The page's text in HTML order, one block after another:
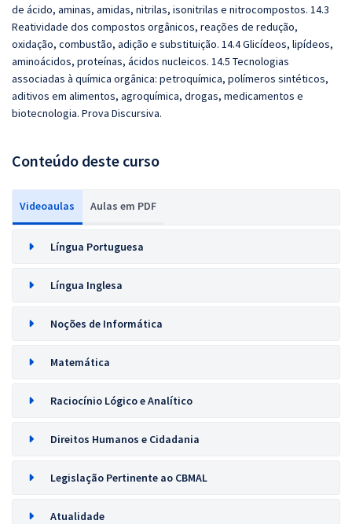
de ácido, aminas, amidas, nitrilas, isonitrilas e nitrocompostos. 14.3
Reatividade dos compostos orgânicos, reações de redução,
oxidação, combustão, adição e substituição. 14.4 Glicídeos, lipídeos,
aminoácidos, proteínas, ácidos nucleicos. 14.5 Tecnologias
associadas à química orgânica: petroquímica, polímeros sintéticos,
aditivos em alimentos, agroquímica, drogas, medicamentos e
biotecnologia. Prova Discursiva.
Conteúdo deste curso
Videoaulas Aulas em PDF
Língua Portuguesa
Língua Inglesa
Noções de Informática
Matemática
Raciocínio Lógico e Analítico
Direitos Humanos e Cidadania
Legislação Pertinente ao CBMAL
Atualidade